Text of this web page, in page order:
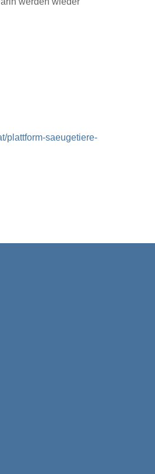
plattform-saeugetiere-